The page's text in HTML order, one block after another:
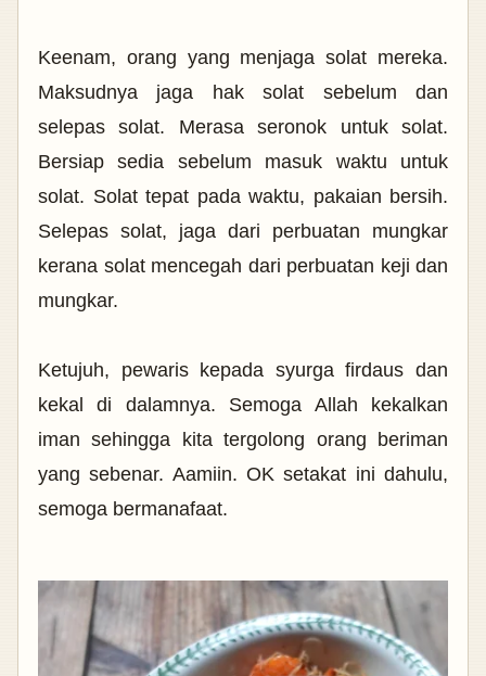
Keenam, orang yang menjaga solat mereka.
Maksudnya jaga hak solat sebelum dan
selepas solat. Merasa seronok untuk solat.
Bersiap sedia sebelum masuk waktu untuk
solat. Solat tepat pada waktu, pakaian bersih.
Selepas solat, jaga dari perbuatan mungkar
kerana solat mencegah dari perbuatan keji dan
mungkar.
Ketujuh, pewaris kepada syurga firdaus dan
kekal di dalamnya. Semoga Allah kekalkan
iman sehingga kita tergolong orang beriman
yang sebenar. Aamiin. OK setakat ini dahulu,
semoga bermanafaat.